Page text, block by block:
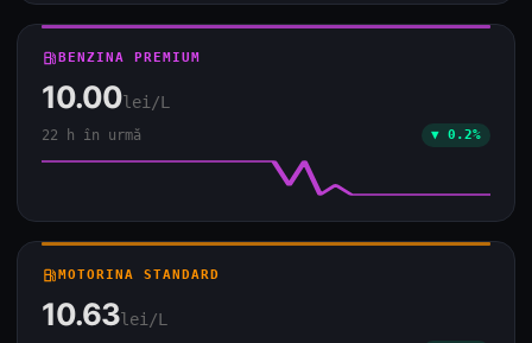
local_gas_stationBENZINA PREMIUM
10.00lei/L
22 h în urmă ▼ 0.2%
local_gas_stationMOTORINA STANDARD
10.63lei/L